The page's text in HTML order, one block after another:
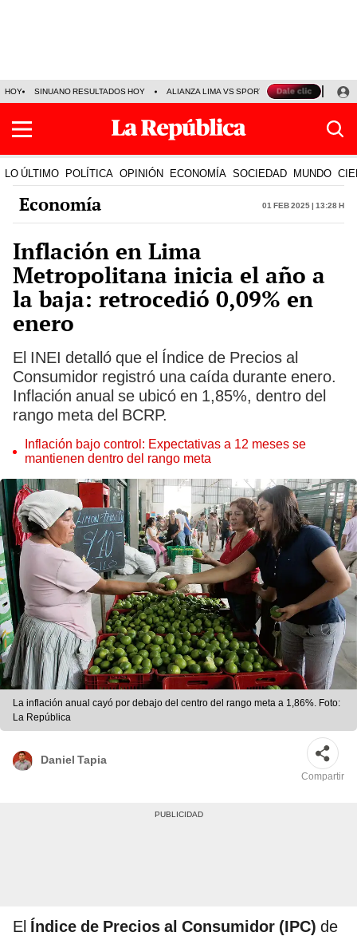
HOY SINUANO RESULTADOS HOY ALIANZA LIMA VS SPORT BOYS JORGE
LO ÚLTIMO POLÍTICA OPINIÓN ECONOMÍA SOCIEDAD MUNDO
Economía 01 Feb 2025 | 13:28 h
Inflación en Lima
Metropolitana inicia el año a
la baja: retrocedió 0,09% en
enero
El INEI detalló que el Índice de Precios al
Consumidor registró una caída durante enero.
Inflación anual se ubicó en 1,85%, dentro del
rango meta del BCRP.
Inflación bajo control: Expectativas a 12 meses se
mantienen dentro del rango meta
La inflación anual cayó por debajo del centro del rango meta a 1,86%. Foto:
La República
Daniel Tapia
Compartir
El Índice de Precios al Consumidor (IPC) de